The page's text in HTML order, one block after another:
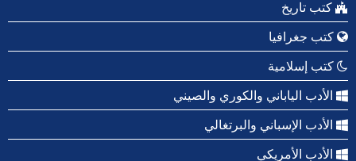
كتب تاريخ
كتب جغرافيا
كتب إسلامية
الأدب الياباني والكوري والصيني
الأدب الإسباني والبرتغالي
الأدب الأمريكي